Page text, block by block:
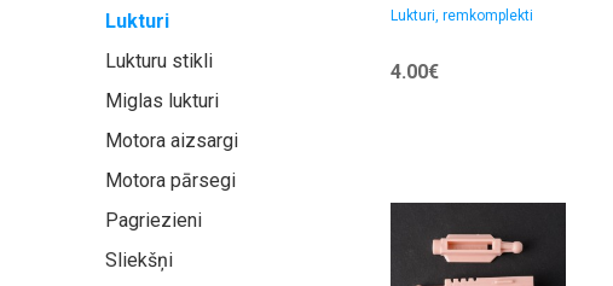
Lukturi
Lukturu stikli
Miglas lukturi
Motora aizsargi
Motora pārsegi
Pagriezieni
Sliekšņi
luktura mehānismam
Lukturi, remkomplekti
4.00€